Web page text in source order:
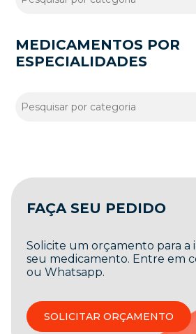
MEDICAMENTOS POR
ESPECIALIDADES
FAÇA SEU PEDIDO
Solicite um orçamento para a
seu medicamento. Entre em
ou Whatsapp.
SOLICITAR ORÇAMENTO